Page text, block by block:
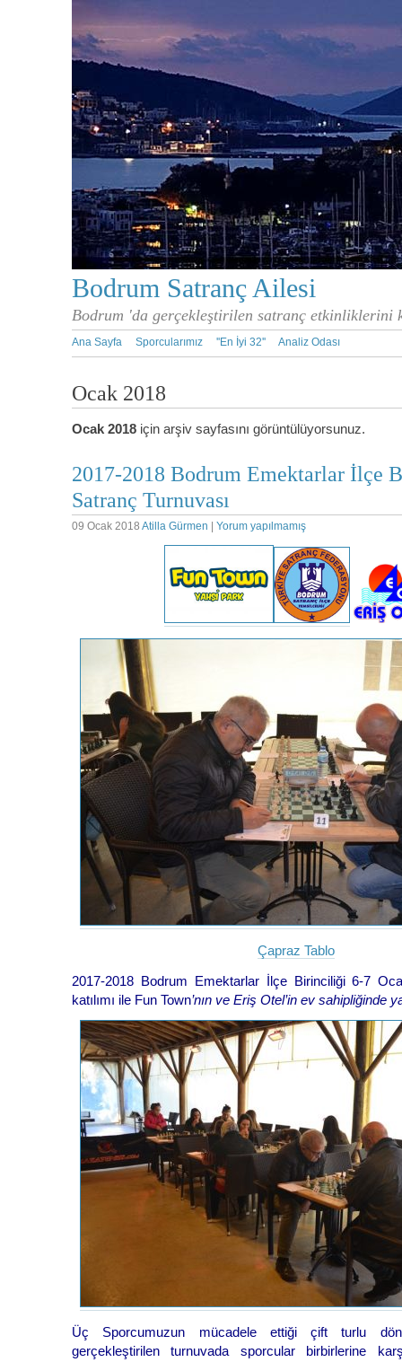
Bodrum Satranç Ailesi
Bodrum 'da gerçekleştirilen satranç etkinliklerini
Ana Sayfa Sporcularımız ''En İyi 32'' Analiz Odası
Ocak 2018
Ocak 2018 için arşiv sayfasını görüntülüyorsunuz.
2017-2018 Bodrum Emektarlar İlçe
Satranç Turnuvası
09 Ocak 2018 Atilla Gürmen Yorum yapılmamış
Çapraz Tablo
2017-2018 Bodrum Emektarlar İlçe Birinciliği 6-7
katılımı ile Fun Town’nın ve Eriş Otel’in ev sahipliğinde
Üç Sporcumuzun mücadele ettiği çift turlu
gerçekleştirilen turnuvada sporcular birbirlerine